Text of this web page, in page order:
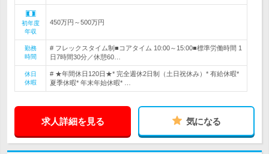
初年度
年収
450万円～500万円
勤務
時間
# フレックスタイム制■コアタイム 10:00～15:00■標準労働時間 1
日7時間30分／休憩60…
休日
休暇
# ★年間休日120日★* 完全週休2日制（土日祝休み）* 有給休暇*
夏季休暇* 年末年始休暇* …
求人詳細を見る 気になる